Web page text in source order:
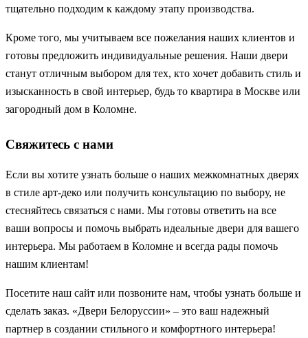
тщательно подходим к каждому этапу производства.
Кроме того, мы учитываем все пожелания наших клиентов и
готовы предложить индивидуальные решения. Наши двери
станут отличным выбором для тех, кто хочет добавить стиль и
изысканность в свой интерьер, будь то квартира в Москве или
загородный дом в Коломне.
Свяжитесь с нами
Если вы хотите узнать больше о наших межкомнатных дверях
в стиле арт-деко или получить консультацию по выбору, не
стесняйтесь связаться с нами. Мы готовы ответить на все
ваши вопросы и помочь выбрать идеальные двери для вашего
интерьера. Мы работаем в Коломне и всегда рады помочь
нашим клиентам!
Посетите наш сайт или позвоните нам, чтобы узнать больше и
сделать заказ. «Двери Белоруссии» – это ваш надежный
партнер в создании стильного и комфортного интерьера!